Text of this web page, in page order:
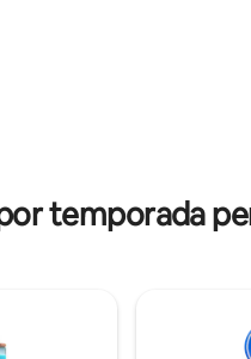
de ferro e ferro * 1
interno,
temporada